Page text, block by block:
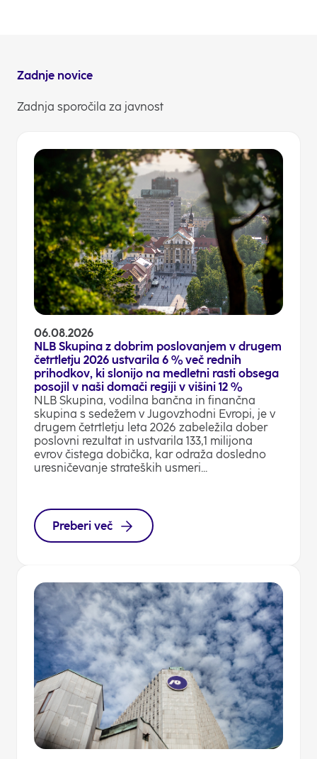
Zadnje novice
Zadnja sporočila za javnost
06.08.2026
NLB Skupina z dobrim poslovanjem v drugem
četrtletju 2026 ustvarila 6 % več rednih
prihodkov, ki slonijo na medletni rasti obsega
posojil v naši domači regiji v višini 12 %
NLB Skupina, vodilna bančna in finančna
skupina s sedežem v Jugovzhodni Evropi, je v
drugem četrtletju leta 2026 zabeležila dober
poslovni rezultat in ustvarila 133,1 milijona
evrov čistega dobička, kar odraža dosledno
uresničevanje strateških usmeri...
Preberi več